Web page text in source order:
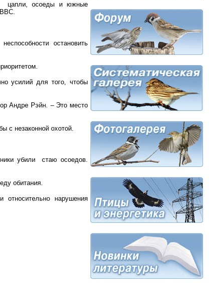
цапли, осоеды и южные
ВВС.
остановить
усилий для того, чтобы
Андре Рэйн. – Это место
с незаконной охотой.
убили стаю осоедов.
обитания.
нарушения